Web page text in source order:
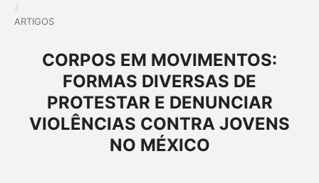
/
ARTIGOS
CORPOS EM MOVIMENTOS:
FORMAS DIVERSAS DE
PROTESTAR E DENUNCIAR
VIOLÊNCIAS CONTRA JOVENS
NO MÉXICO